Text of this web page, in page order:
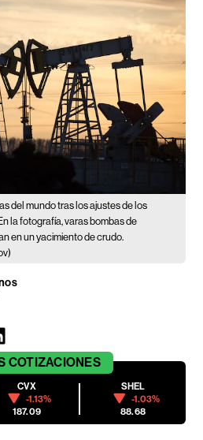
del mundo tras los ajustes de los
la fotografía, varas bombas de
en un yacimiento de crudo.
COTIZACIONES
CVX
-1.13%
187.09
SHEL
-1.03%
88.68